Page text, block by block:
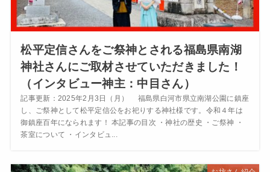
松平定信さんをご祭神とされる福島県南湖
神社さんにご取材させていただきました！
（インタビュー神主：中目さん）
記事更新：2025年2月3日（月） 福島県白河市県立南湖公園に鎮座
し、ご祭神として松平定信公をお祀りする神社様です。令和４年は
御鎮座百年になられます！ 本記事の目次 ・神社の歴史 ・ご祭神 ・
茶室について ・インタビュ...